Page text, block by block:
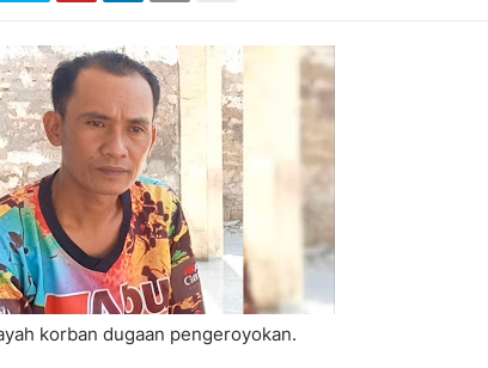
korban dugaan pengeroyokan.